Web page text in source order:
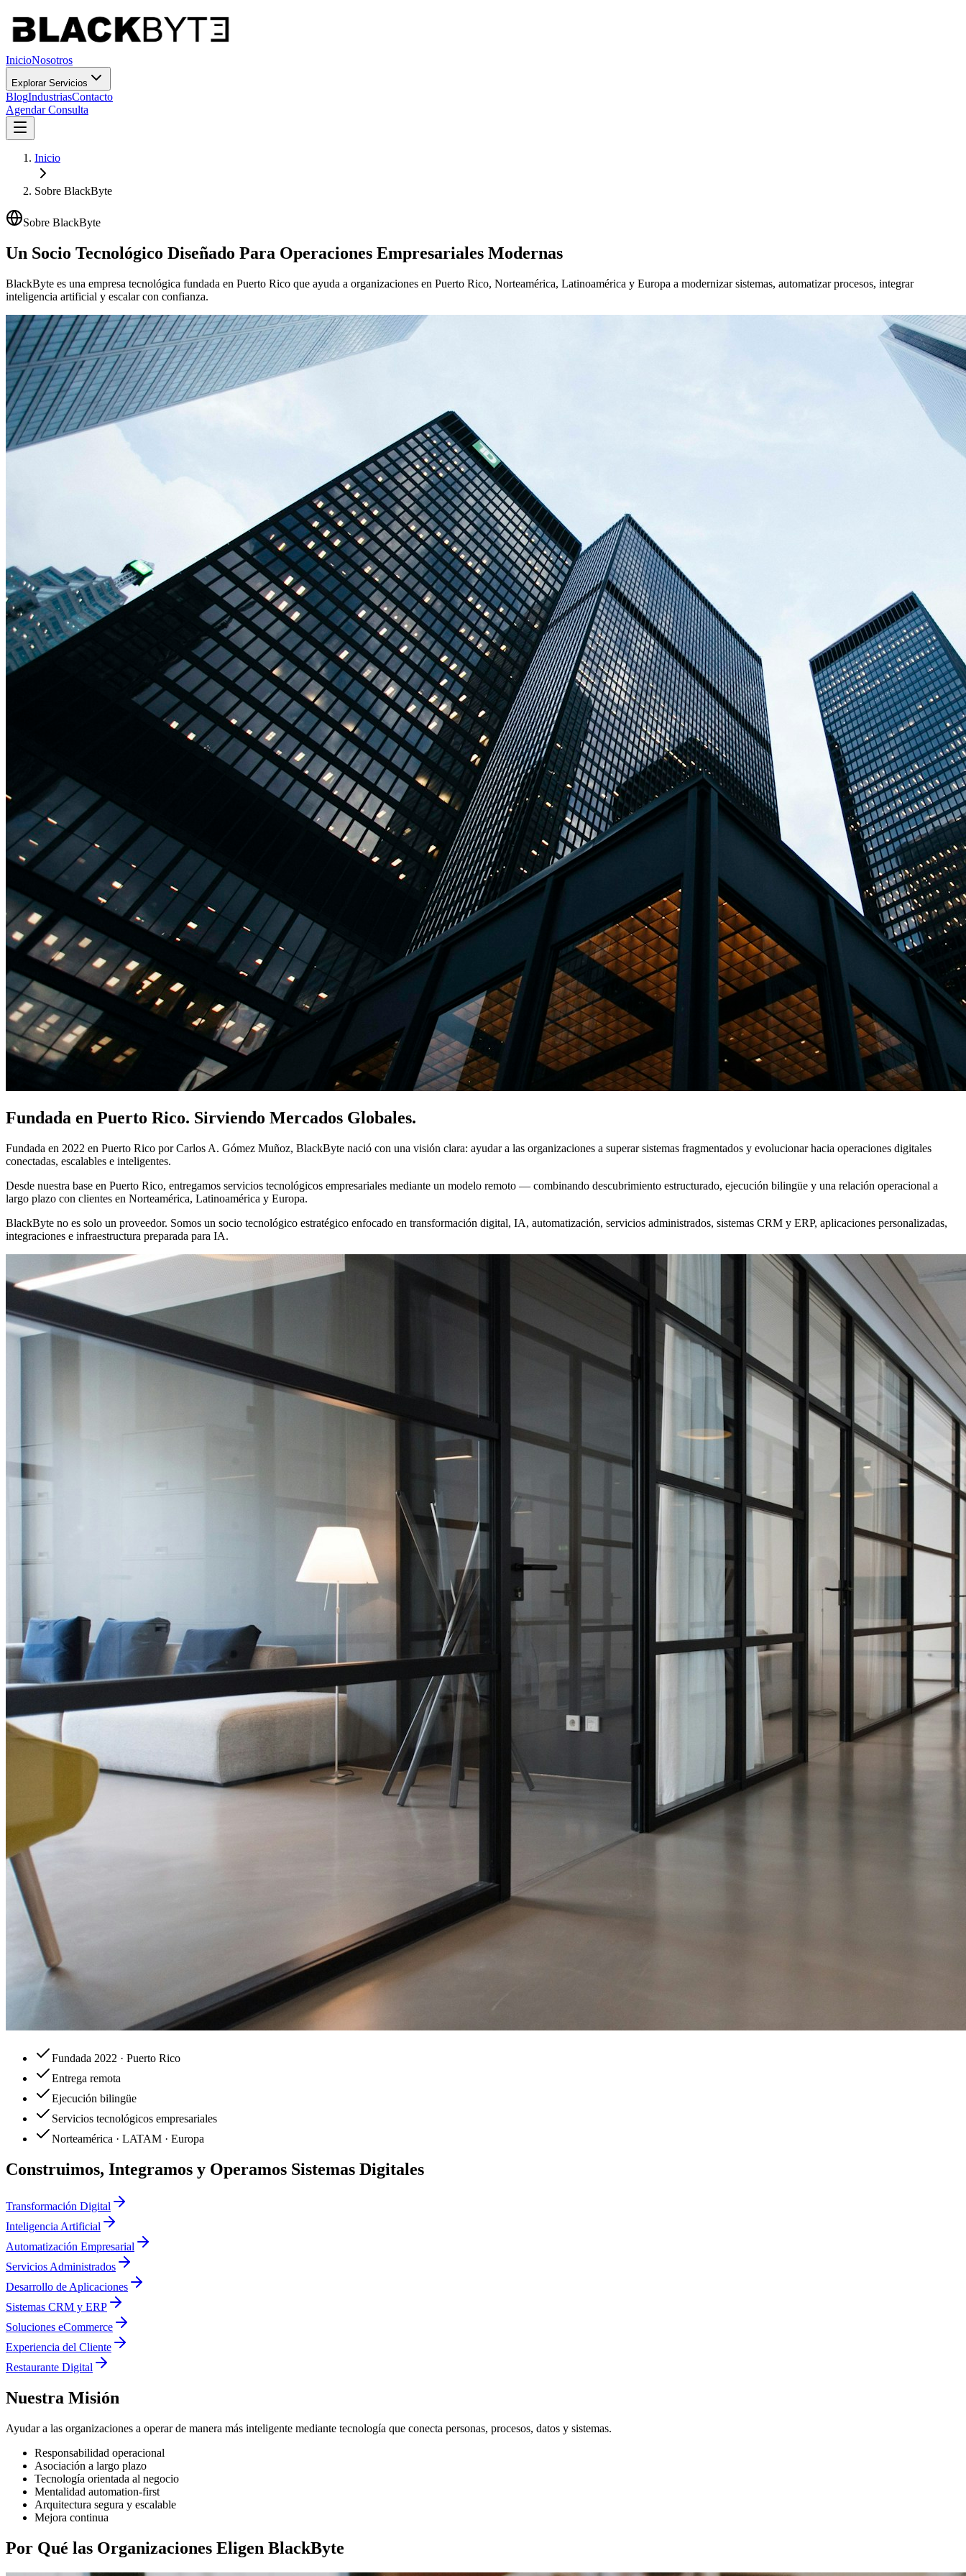
InicioNosotros
Explorar Servicios
BlogIndustriasContacto
Agendar Consulta
Inicio
Sobre BlackByte
Sobre BlackByte
Un Socio Tecnológico Diseñado Para Operaciones Empresariales Modernas
BlackByte es una empresa tecnológica fundada en Puerto Rico que ayuda a organizaciones en Puerto Rico, Norteamérica, Latinoamérica y Europa a modernizar sistemas, automatizar procesos, integrar
inteligencia artificial y escalar con confianza.
Fundada en Puerto Rico. Sirviendo Mercados Globales.
Fundada en 2022 en Puerto Rico por Carlos A. Gómez Muñoz, BlackByte nació con una visión clara: ayudar a las organizaciones a superar sistemas fragmentados y evolucionar hacia operaciones digitales
conectadas, escalables e inteligentes.
Desde nuestra base en Puerto Rico, entregamos servicios tecnológicos empresariales mediante un modelo remoto — combinando descubrimiento estructurado, ejecución bilingüe y una relación operacional a
largo plazo con clientes en Norteamérica, Latinoamérica y Europa.
BlackByte no es solo un proveedor. Somos un socio tecnológico estratégico enfocado en transformación digital, IA, automatización, servicios administrados, sistemas CRM y ERP, aplicaciones personalizadas,
integraciones e infraestructura preparada para IA.
Fundada 2022 · Puerto Rico
Entrega remota
Ejecución bilingüe
Servicios tecnológicos empresariales
Norteamérica · LATAM · Europa
Construimos, Integramos y Operamos Sistemas Digitales
Transformación Digital
Inteligencia Artificial
Automatización Empresarial
Servicios Administrados
Desarrollo de Aplicaciones
Sistemas CRM y ERP
Soluciones eCommerce
Experiencia del Cliente
Restaurante Digital
Nuestra Misión
Ayudar a las organizaciones a operar de manera más inteligente mediante tecnología que conecta personas, procesos, datos y sistemas.
Responsabilidad operacional
Asociación a largo plazo
Tecnología orientada al negocio
Mentalidad automation-first
Arquitectura segura y escalable
Mejora continua
Por Qué las Organizaciones Eligen BlackByte